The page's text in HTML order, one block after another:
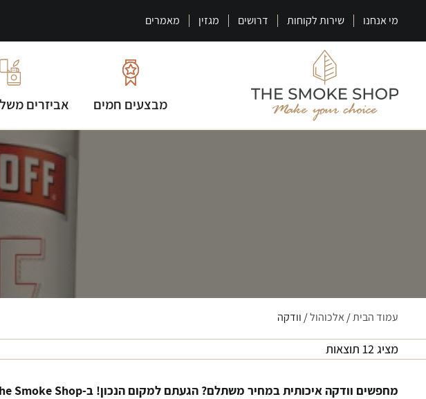
מי אנחנו שירות לקוחות דרושים מגזין מאמרים
מבצעים חמים אביזרים
עמוד הבית/ אלכוהול/ וודקה
מציג 12 תוצאות
מחפשים וודקה איכותית במחיר משתלם? הגעתם למקום הנכון! ב-Smoke Shop